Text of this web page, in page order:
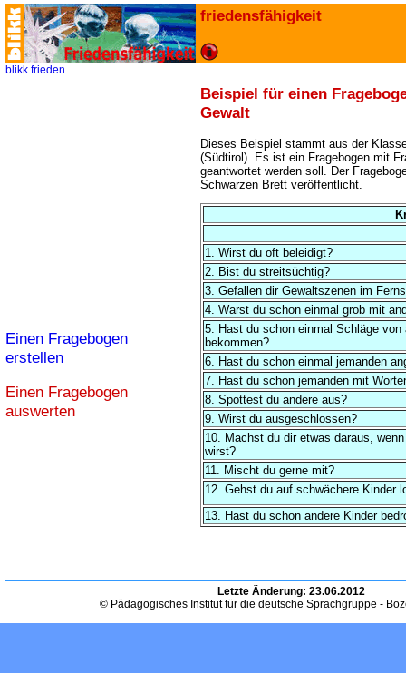
friedensfähigkeit
blikk frieden
Beispiel für einen
Gewalt
Einen Fragebogen
erstellen
Einen Fragebogen
auswerten
Dieses Beispiel stammt aus der
(Südtirol). Es ist ein Fragebogen mit
geantwortet werden soll. Der
Schwarzen Brett veröffentlicht.
1. Wirst du oft beleidigt?
2. Bist du streitsüchtig?
3. Gefallen dir Gewaltszenen im
4. Warst du schon einmal grob mit
5. Hast du schon einmal Schläge von
bekommen?
6. Hast du schon einmal jemanden
7. Hast du schon jemanden mit
8. Spottest du andere aus?
9. Wirst du ausgeschlossen?
10. Machst du dir etwas daraus,
wirst?
11. Mischt du gerne mit?
12. Gehst du auf schwächere Kinder
13. Hast du schon andere Kinder
Letzte Änderung: 23.06.2012
© Pädagogisches Institut für die deutsche Sprachgruppe -